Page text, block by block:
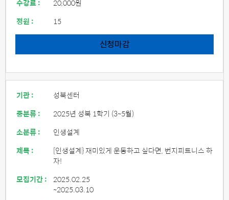
수강료 :
20,000원
정원 :
15
신청마감
기관 :
성북센터
중분류 :
2025년 성북 1학기 (3~5월)
소분류 :
인생설계
제목 :
[인생설계} 재미있게 운동하고 싶다면, 번지피트니스 하
자!
모집기간 : 2025.02.25
~2025.03.10